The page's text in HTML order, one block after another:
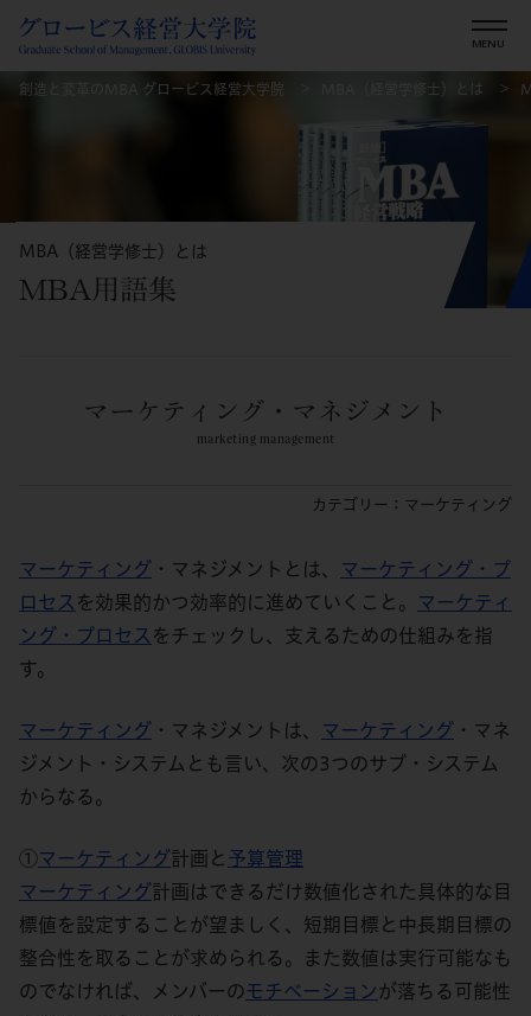
創造と変革のMBA グロービス経営大学院 MBA（経営学修士）とは
MBA（経営学修士）とは
MBA用語集
カテゴリー：マーケティング
マーケティング・マネジメント
marketing management
マーケティング ・マネジメントとは、 マーケティング ・プ
ロセス を効果的かつ効率的に進めていくこと。
マーケティ
ング ・プロセス をチェックし、支えるための仕組みを指
す。
マーケティング ・マネジメントは、 マーケティング ・マネ
ジメント・システムとも言い、次の3つのサブ・システム
からなる。
①マーケティング計画と 予算管理
マーケティング計画はできるだけ数値化された具体的な目
標値を設定することが望ましく、短期目標と中長期目標の
整合性を取ることが求められる。また数値は実行可能なも
のでなければ、メンバーのモチベーション が落ちる可能性